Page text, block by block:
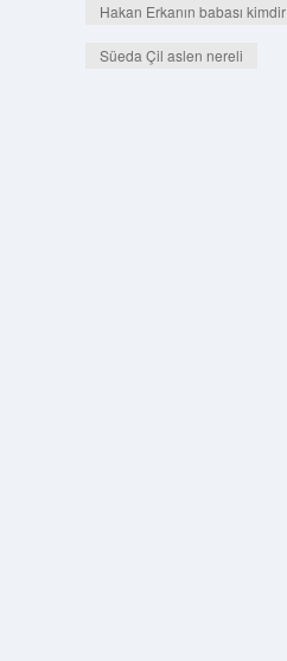
Hakan Erkanın babası kimdir
Süeda Çil aslen nereli